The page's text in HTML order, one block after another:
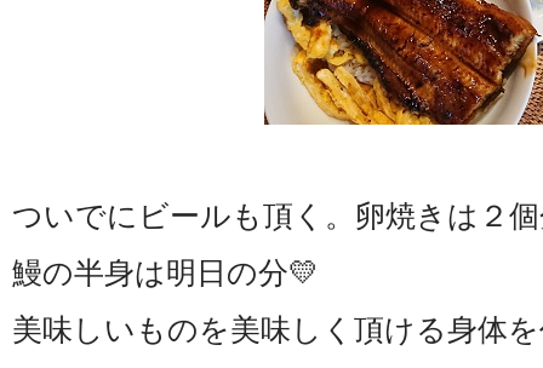
ついでにビールも頂く。卵焼きは２
鰻の半身は明日の分💛
美味しいものを美味しく頂ける身体